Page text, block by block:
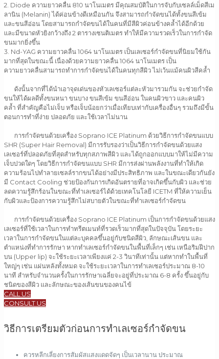
2. Diode ความยาวคลื่น 810 นาโนเมตร มีคุณสมบัติในการจับกับเซลล์เม็ดสีเม
ลานิน (Melanin) ได้ค่อนข้างดีเหมือนกัน จึงสามารถกำจัดขนได้ทั้งขนสีเข้ม
และขนสีอ่อน โดยสามารถกำจัดขนได้ในคนที่มีสีผิวค่อนข้างคล้ำได้อีกด้วย
และมีขนาดหัวยิงกว้างถึง 2 ตารางเซนติเมตร ทำให้มีความรวดเร็วในการกำจัด
ขนมากยิ่งขึ้น
3. Nd-YAG ความยาวคลื่น 1064 นาโนเมตร เป็นเลเซอร์กำจัดขนที่นิยมใช้กัน
มากที่สุดในขณะนี้ เนื่องด้วยความยาวคลื่น 1064 นาโนเมตร เป็น
ความยาวคลื่นสามารถทำการกำจัดขนได้ในคนทุกสีผิว ไม่เว้นแม้คนผิวสีคล้ำ
ดังนั้นจากที่ได้นำเอาจุดเด่นของหัวเลเซอร์แต่ละหัวมารวมกัน จะช่วยกำจัด
ขนให้ได้ผลดีทั้งขนหนา ขนบาง ขนสีเข้ม ขนสีอ่อน ในคนผิวขาว และคนผิว
คล้ำ ที่สำคัญคือไม่เจ็บ หรือเจ็บน้อยกว่าเมื่อเทียบเท่ากับเครื่องอื่นๆ รวมถึงมีขั้น
ตอนการทำที่ง่าย ปลอดภัย และใช้เวลาไม่นาน
การกำจัดขนด้วยเครื่อง Soprano ICE Platinum ด้วยวิธีการกำจัดขนแบบ
SHR (Super Hair Removal) มีการรับรองว่าเป็นวิธีการกำจัดขนด้วยแสง
เลเซอร์ที่ปลอดภัยที่สุดสำหรับทุกสภาพสีผิว และได้ถูกออกแบบมาให้ไม่มีความ
เจ็บปวดใดๆ โดยวิธีการกำจัดขนแบบ SHR มีการส่งผ่านพลังงานที่ทำให้เกิด
ความร้อนไปทำลายเซลล์รากขนได้อย่างมีประสิทธิภาพ และในขณะเดียวกันยัง
มี Contact Cooling ช่วยป้องกันการเกิดอันตรายที่อาจเกิดขึ้นกับผิว และช่วย
ลดความรู้สึกร้อนในขณะที่ทำเลเซอร์ได้ด้วยเทคโนโลยี ICETM ที่ให้ความเย็น
กับผิวและป้องการความรู้สึกไม่สบายตัวในขณะที่ทำเลเซอร์กำจัดขน
การกำจัดขนด้วยเครื่อง Soprano ICE Platinum เป็นการกำจัดขนด้วยแสง
เลเซอร์ที่ใช้เวลาในการทำทรีตเมนท์ที่รวดเร็วมากที่สุดในปัจจุบัน โดยระยะ
เวลาในการกำจัดขนในแต่ละบุคคลขึ้นอยู่กับชนิดสีผิว, ลักษณะเส้นขน และ
ตำแหน่งที่ทำการรักษา หากทำเลเซอร์กำจัดขนในพื้นที่เล็กๆ เช่น เหนือริมฝีปาก
บน (Upper lip) จะใช้ระยะเวลาเพียงแค่ 2-3 วินาทีเท่านั้น แต่หากทำในพื้นที่
ใหญ่ๆ เช่น แผ่นหลังทั้งหมด จะใช้ระยะเวลาในการทำเลเซอร์ประมาณ 8-10
นาที สำหรับจำนวนครั้งในการรักษาเฉลี่ยจะอยู่ที่ประมาณ 6-8 ครั้ง ขึ้นอยู่กับ
ชนิดของสีผิว และลักษณะของเส้นขนของคนไข้
CALL US
CONSULT US
วิธีการเตรียมตัวก่อนการทำเลเซอร์กำจัดขน
ควรหลีกเลี่ยงการสัมผัสแสงแดดจัดๆ เป็นเวลานาน ประมาณ